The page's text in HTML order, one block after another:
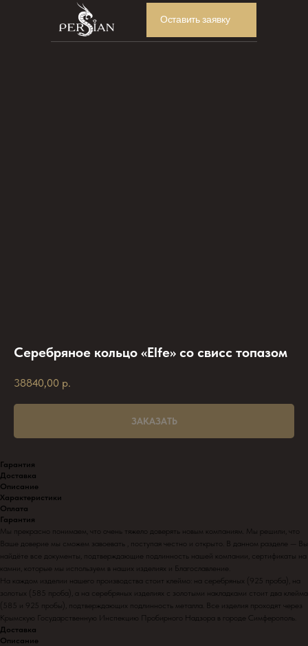
Оставить заявку
Серебряное кольцо «Elfe» со свисс топазом
38840,00 р.
ЗАКАЗАТЬ
Гарантия
Доставка
Описание
Характеристики
Оплата
Гарантия
Мы прекрасно понимаем, что очень тяжело доверять новым компаниям. Мы решили, что
Ваше доверие мы сможем завоевать , поступая честно и открыто. В данном разделе — Вы
найдёте все документы, подтверждающие подлинность нашей компании, сертификаты на
камни, которые мы используем в наших изделиях и Благославление.
На каждом изделии нашего производства стоит клеймо: на серебряных (925 проба), на
золотых (585 проба), а на серебряных изделиях с золотыми накладками стоит два клейма
(585 и 925 пробы), подтверждающих подлинность металла. Все изделия проходят через
Крымскую Государственную Инспекцию Пробирного Надзора в городе Симферополь.
Доставка
Описание